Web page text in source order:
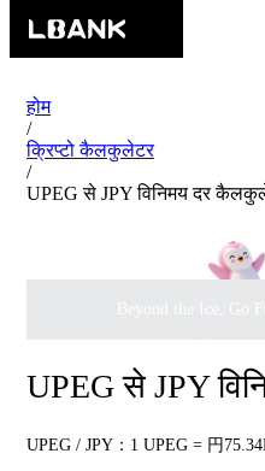
होम
/
क्रिप्टो कैलकुलेटर
/
UPEG से JPY विनिमय दर
Beyond the Ice, Go
UPEG से JPY
UPEG / JPY：1 UPEG = 円